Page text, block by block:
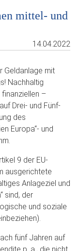
mittel- und
14.04.2022
Geldanlage mit
Nachhaltig
–
Drei- und Fünf-
des
Europa“- und
9 der EU-
ausgerichtete
Anlageziel und
sind, der
und soziale
fünf Jahren auf